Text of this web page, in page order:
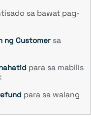
sa bawat pag-
ng Customer sa
para sa mabilis
para sa walang